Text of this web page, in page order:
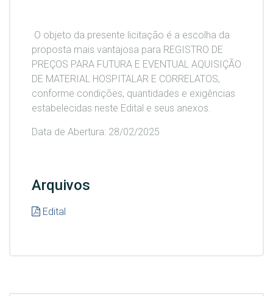
O objeto da presente licitação é a escolha da
proposta mais vantajosa para REGISTRO DE
PREÇOS PARA FUTURA E EVENTUAL AQUISIÇÃO
DE MATERIAL HOSPITALAR E CORRELATOS,
conforme condições, quantidades e exigências
estabelecidas neste Edital e seus anexos.
Data de Abertura: 28/02/2025
Arquivos
Edital